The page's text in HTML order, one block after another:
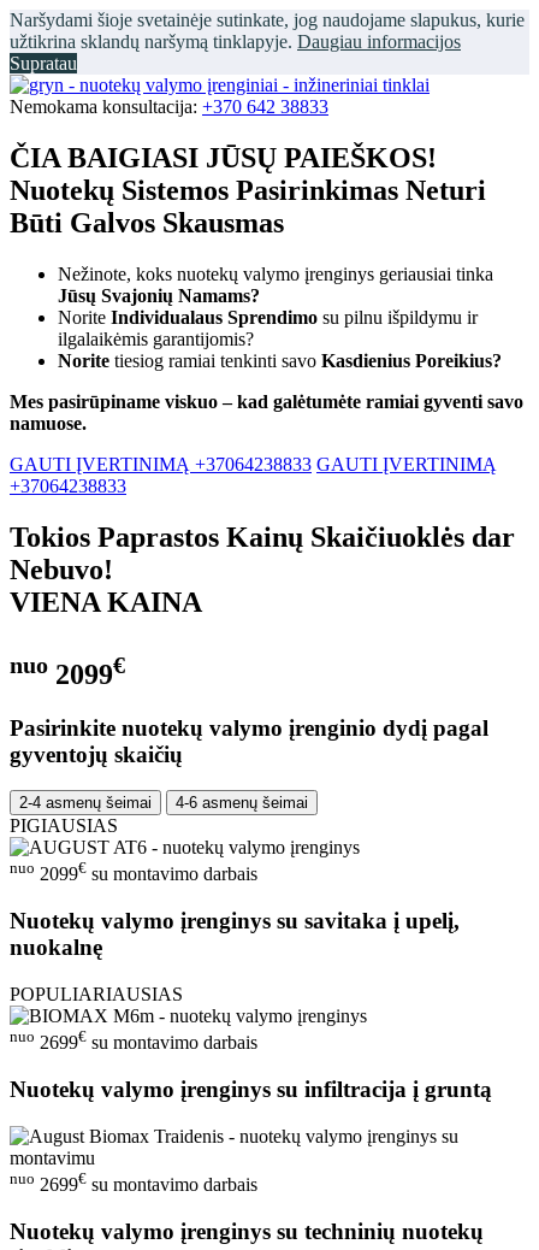
Naršydami šioje svetainėje sutinkate, jog naudojame slapukus, kurie
užtikrina sklandų naršymą tinklapyje. Daugiau informacijos
Supratau
Nemokama konsultacija: +370 642 38833
ČIA BAIGIASI JŪSŲ PAIEŠKOS!
Nuotekų Sistemos Pasirinkimas Neturi
Būti Galvos Skausmas
Nežinote, koks nuotekų valymo įrenginys geriausiai tinka
Jūsų Svajonių Namams?
Norite Individualaus Sprendimo su pilnu išpildymu ir
ilgalaikėmis garantijomis?
Norite tiesiog ramiai tenkinti savo Kasdienius Poreikius?
Mes pasirūpiname viskuo – kad galėtumėte ramiai gyventi savo
namuose.
GAUTI ĮVERTINIMĄ +37064238833 GAUTI ĮVERTINIMĄ
+37064238833
Tokios Paprastos Kainų Skaičiuoklės dar
Nebuvo!
VIENA KAINA
nuo 2099€
Pasirinkite nuotekų valymo įrenginio dydį pagal
gyventojų skaičių
2-4 asmenų šeimai 4-6 asmenų šeimai
PIGIAUSIAS
nuo 2099€ su montavimo darbais
Nuotekų valymo įrenginys su savitaka į upelį,
nuokalnę
POPULIARIAUSIAS
nuo 2699€ su montavimo darbais
Nuotekų valymo įrenginys su infiltracija į gruntą
nuo 2699€ su montavimo darbais
Nuotekų valymo įrenginys su techninių nuotekų